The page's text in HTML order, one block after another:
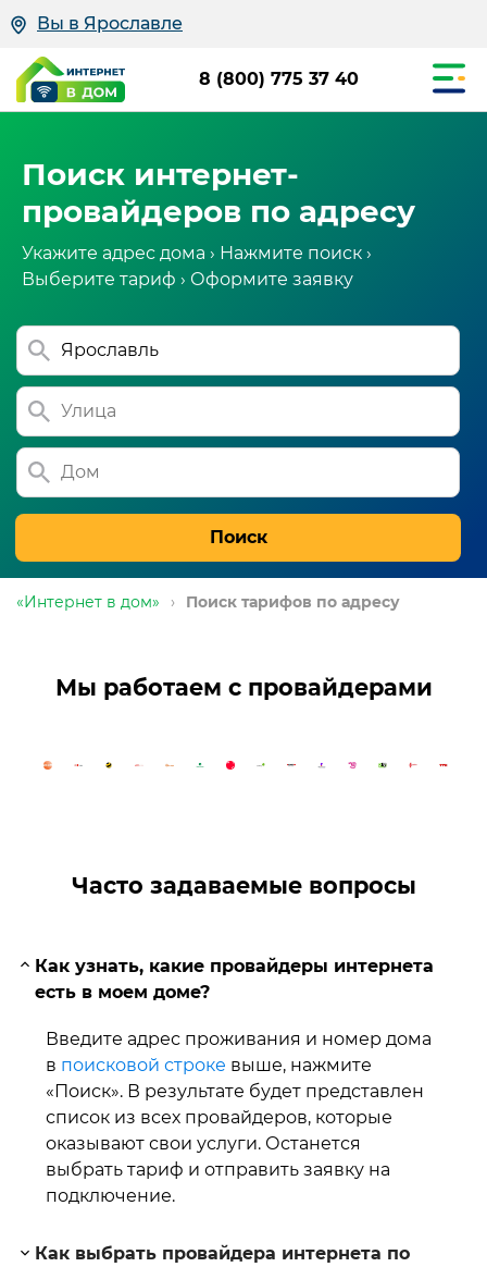
Вы в Ярославле
8 (800) 775 37 40
Поиск интернет-
провайдеров по адресу
Укажите адрес дома › Нажмите поиск ›
Выберите тариф › Оформите заявку
Ярославль
Поиск
«Интернет в дом» › Поиск тарифов по адресу
Мы работаем с провайдерами
Часто задаваемые вопросы
Как узнать, какие провайдеры интернета
есть в моем доме?
Введите адрес проживания и номер дома
в поисковой строке выше, нажмите
«Поиск». В результате будет представлен
список из всех провайдеров, которые
оказывают свои услуги. Останется
выбрать тариф и отправить заявку на
подключение.
Как выбрать провайдера интернета по